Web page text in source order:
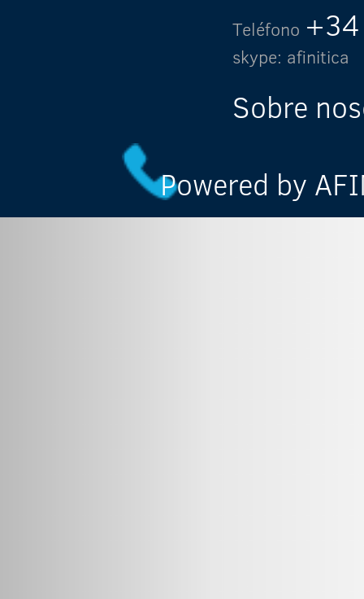
Teléfono
skype: afinitica
Sobre
Powered by